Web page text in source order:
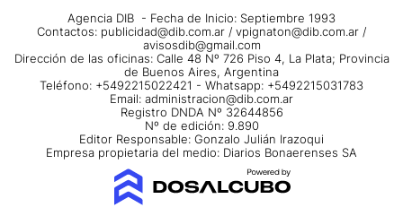
Agencia DIB - Fecha de Inicio: Septiembre 1993
Contactos: publicidad@dib.com.ar / vpignaton@dib.com.ar /
avisosdib@gmail.com
Dirección de las oficinas: Calle 48 Nº 726 Piso 4, La Plata; Provincia
de Buenos Aires, Argentina
Teléfono: +5492215022421 - Whatsapp: +5492215031783
Email: administracion@dib.com.ar
Registro DNDA Nº 32644856
Nº de edición: 9.890
Editor Responsable: Gonzalo Julián Irazoqui
Empresa propietaria del medio: Diarios Bonaerenses SA